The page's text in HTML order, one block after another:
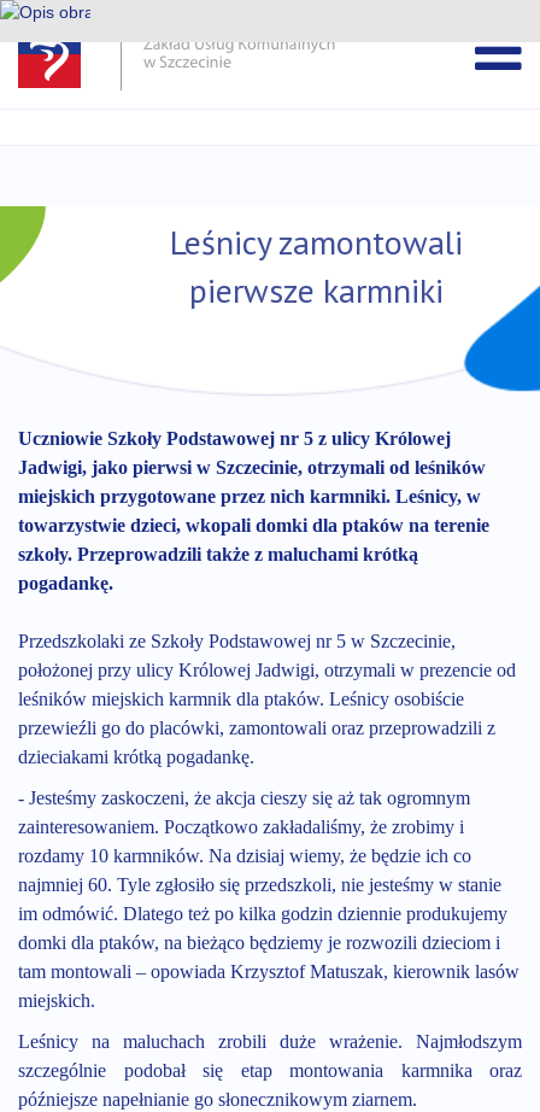
Pomiń
Przejdź
Leśnicy zamontowali
pierwsze karmniki
Uczniowie Szkoły Podstawowej nr 5 z ulicy Królowej
Jadwigi, jako pierwsi w Szczecinie, otrzymali od leśników
miejskich przygotowane przez nich karmniki. Leśnicy, w
towarzystwie dzieci, wkopali domki dla ptaków na terenie
szkoły. Przeprowadzili także z maluchami krótką
pogadankę.
Przedszkolaki ze Szkoły Podstawowej nr 5 w Szczecinie,
położonej przy ulicy Królowej Jadwigi, otrzymali w prezencie od
leśników miejskich karmnik dla ptaków. Leśnicy osobiście
przewieźli go do placówki, zamontowali oraz przeprowadzili z
dzieciakami krótką pogadankę.
- Jesteśmy zaskoczeni, że akcja cieszy się aż tak ogromnym
zainteresowaniem. Początkowo zakładaliśmy, że zrobimy i
rozdamy 10 karmników. Na dzisiaj wiemy, że będzie ich co
najmniej 60. Tyle zgłosiło się przedszkoli, nie jesteśmy w stanie
im odmówić. Dlatego też po kilka godzin dziennie produkujemy
domki dla ptaków, na bieżąco będziemy je rozwozili dzieciom i
tam montowali – opowiada Krzysztof Matuszak, kierownik lasów
miejskich.
Leśnicy na maluchach zrobili duże wrażenie. Najmłodszym
szczególnie podobał się etap montowania karmnika oraz
późniejsze napełnianie go słonecznikowym ziarnem.